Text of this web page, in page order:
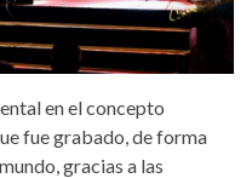
en el concepto
fue grabado, de forma
gracias a las